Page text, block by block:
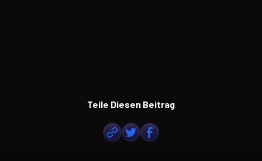
Teile Diesen Beitrag